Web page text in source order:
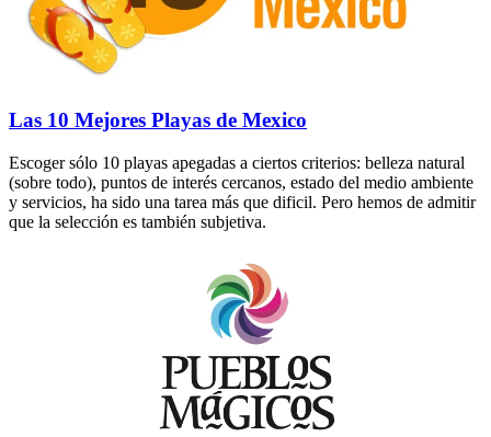
Las 10 Mejores Playas de Mexico
Escoger sólo 10 playas apegadas a ciertos criterios: belleza natural
(sobre todo), puntos de interés cercanos, estado del medio ambiente
y servicios, ha sido una tarea más que dificil. Pero hemos de admitir
que la selección es también subjetiva.